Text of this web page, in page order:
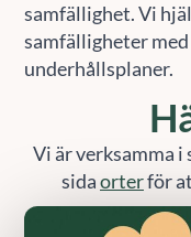
samfällighet. Vi
samfälligheter
underhållsplaner.
Vi är verksamma i
sidaorterför